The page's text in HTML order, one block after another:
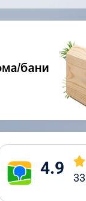
4.9 33